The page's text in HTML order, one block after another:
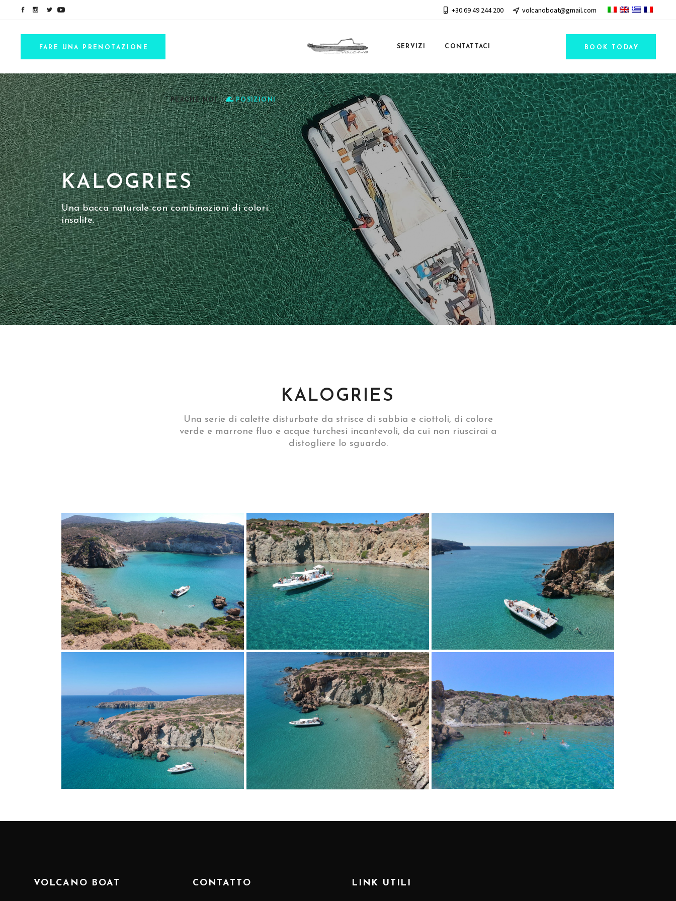
+30.69 49 244 200 volcanoboat@gmail.com
FARE UNA PRENOTAZIONE
PERCHE NOI POSIZIONI
SERVIZI CONTATTACI BOOK TODAY
KALOGRIES
Una bacca naturale con combinazioni di colori
insolite.
KALOGRIES
Una serie di calette disturbate da strisce di sabbia e ciottoli, di colore
verde e marrone fluo e acque turchesi incantevoli, da cui non riuscirai a
distogliere lo sguardo.
VOLCANO BOAT CONTATTO LINK UTILI